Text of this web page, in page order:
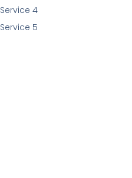
Service 4
Service 5